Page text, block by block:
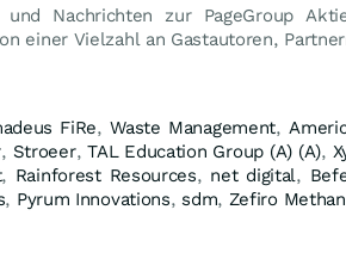
Nachrichten zur PageGroup
einer Vielzahl an Gastautoren,
FiRe,Waste Management,
, Stroeer,TAL Education Group (A) (A),
, Rainforest Resources, net digital,
, Pyrum Innovations,sdm, Zefiro